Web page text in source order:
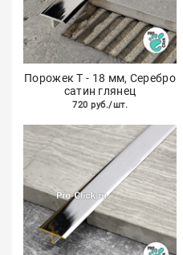
Порожек Т - 18 мм, Серебро
сатин глянец
720 руб./шт.